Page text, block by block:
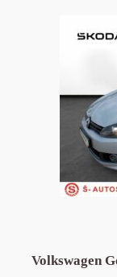
Volkswagen